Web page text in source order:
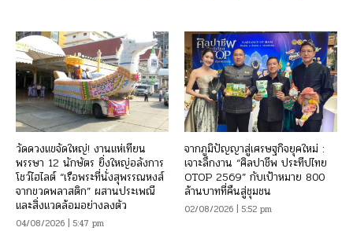
วัดดวงแขจัดใหญ่! งานแห่เทียน
พรรษา 12 นักษัตร ยิ่งใหญ่อลังการ
โชว์ไฮไลต์ “เรือพระที่นั่งสุพรรณหงส์
จากขวดพลาสติก” ผสานประเพณี
และสิ่งแวดล้อมอย่างลงตัว
04/08/2026 | 5:47 pm
จากภูมิปัญญาสู่เศรษฐกิจยุคใหม่ :
เจาะลึกงาน “ศิลปาชีพ ประทีปไทย
OTOP 2569” กับเป้าหมาย 800
ล้านบาทที่คืนสู่ชุมชน
02/08/2026 | 5:52 pm